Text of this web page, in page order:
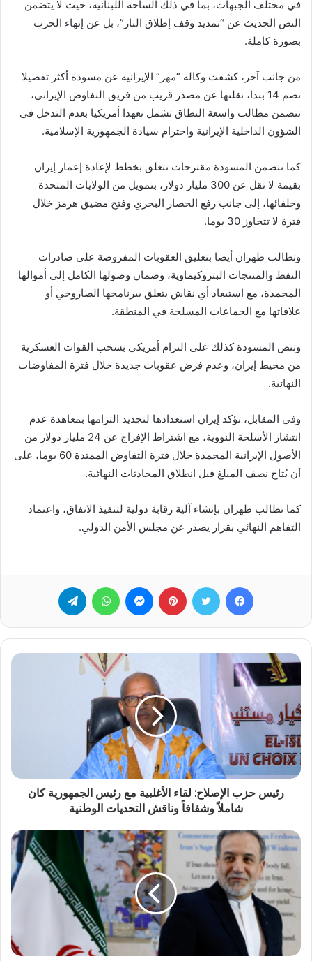
في مختلف الجبهات، بما في ذلك الساحة اللبنانية، حيث لا يتضمن
النص الحديث عن “تمديد وقف إطلاق النار”، بل عن إنهاء الحرب
بصورة كاملة.
من جانب آخر، كشفت وكالة “مهر” الإيرانية عن مسودة أكثر تفصيلا
تضم 14 بندا، نقلتها عن مصدر قريب من فريق التفاوض الإيراني،
تتضمن مطالب واسعة النطاق تشمل تعهدا أمريكيا بعدم التدخل في
الشؤون الداخلية الإيرانية واحترام سيادة الجمهورية الإسلامية.
كما تتضمن المسودة مقترحات تتعلق بخطط لإعادة إعمار إيران
بقيمة لا تقل عن 300 مليار دولار، بتمويل من الولايات المتحدة
وحلفائها، إلى جانب رفع الحصار البحري وفتح مضيق هرمز خلال
فترة لا تتجاوز 30 يوما.
وتطالب طهران أيضا بتعليق العقوبات المفروضة على صادرات
النفط والمنتجات البتروكيماوية، وضمان وصولها الكامل إلى أموالها
المجمدة، مع استبعاد أي نقاش يتعلق ببرنامجها الصاروخي أو
علاقاتها مع الجماعات المسلحة في المنطقة.
وتنص المسودة كذلك على التزام أمريكي بسحب القوات العسكرية
من محيط إيران، وعدم فرض عقوبات جديدة خلال فترة المفاوضات
النهائية.
وفي المقابل، تؤكد إيران استعدادها لتجديد التزامها بمعاهدة عدم
انتشار الأسلحة النووية، مع اشتراط الإفراج عن 24 مليار دولار من
الأصول الإيرانية المجمدة خلال فترة التفاوض الممتدة 60 يوما، على
أن يُتاح نصف المبلغ قبل انطلاق المحادثات النهائية.
كما تطالب طهران بإنشاء آلية رقابة دولية لتنفيذ الاتفاق، واعتماد
التفاهم النهائي بقرار يصدر عن مجلس الأمن الدولي.
فيسبوك تويتر بينتيريست ماسنجر واتساب
رئيس حزب الإصلاح: لقاء الأغلبية مع رئيس الجمهورية كان
شاملاً وشفافاً وناقش التحديات الوطنية